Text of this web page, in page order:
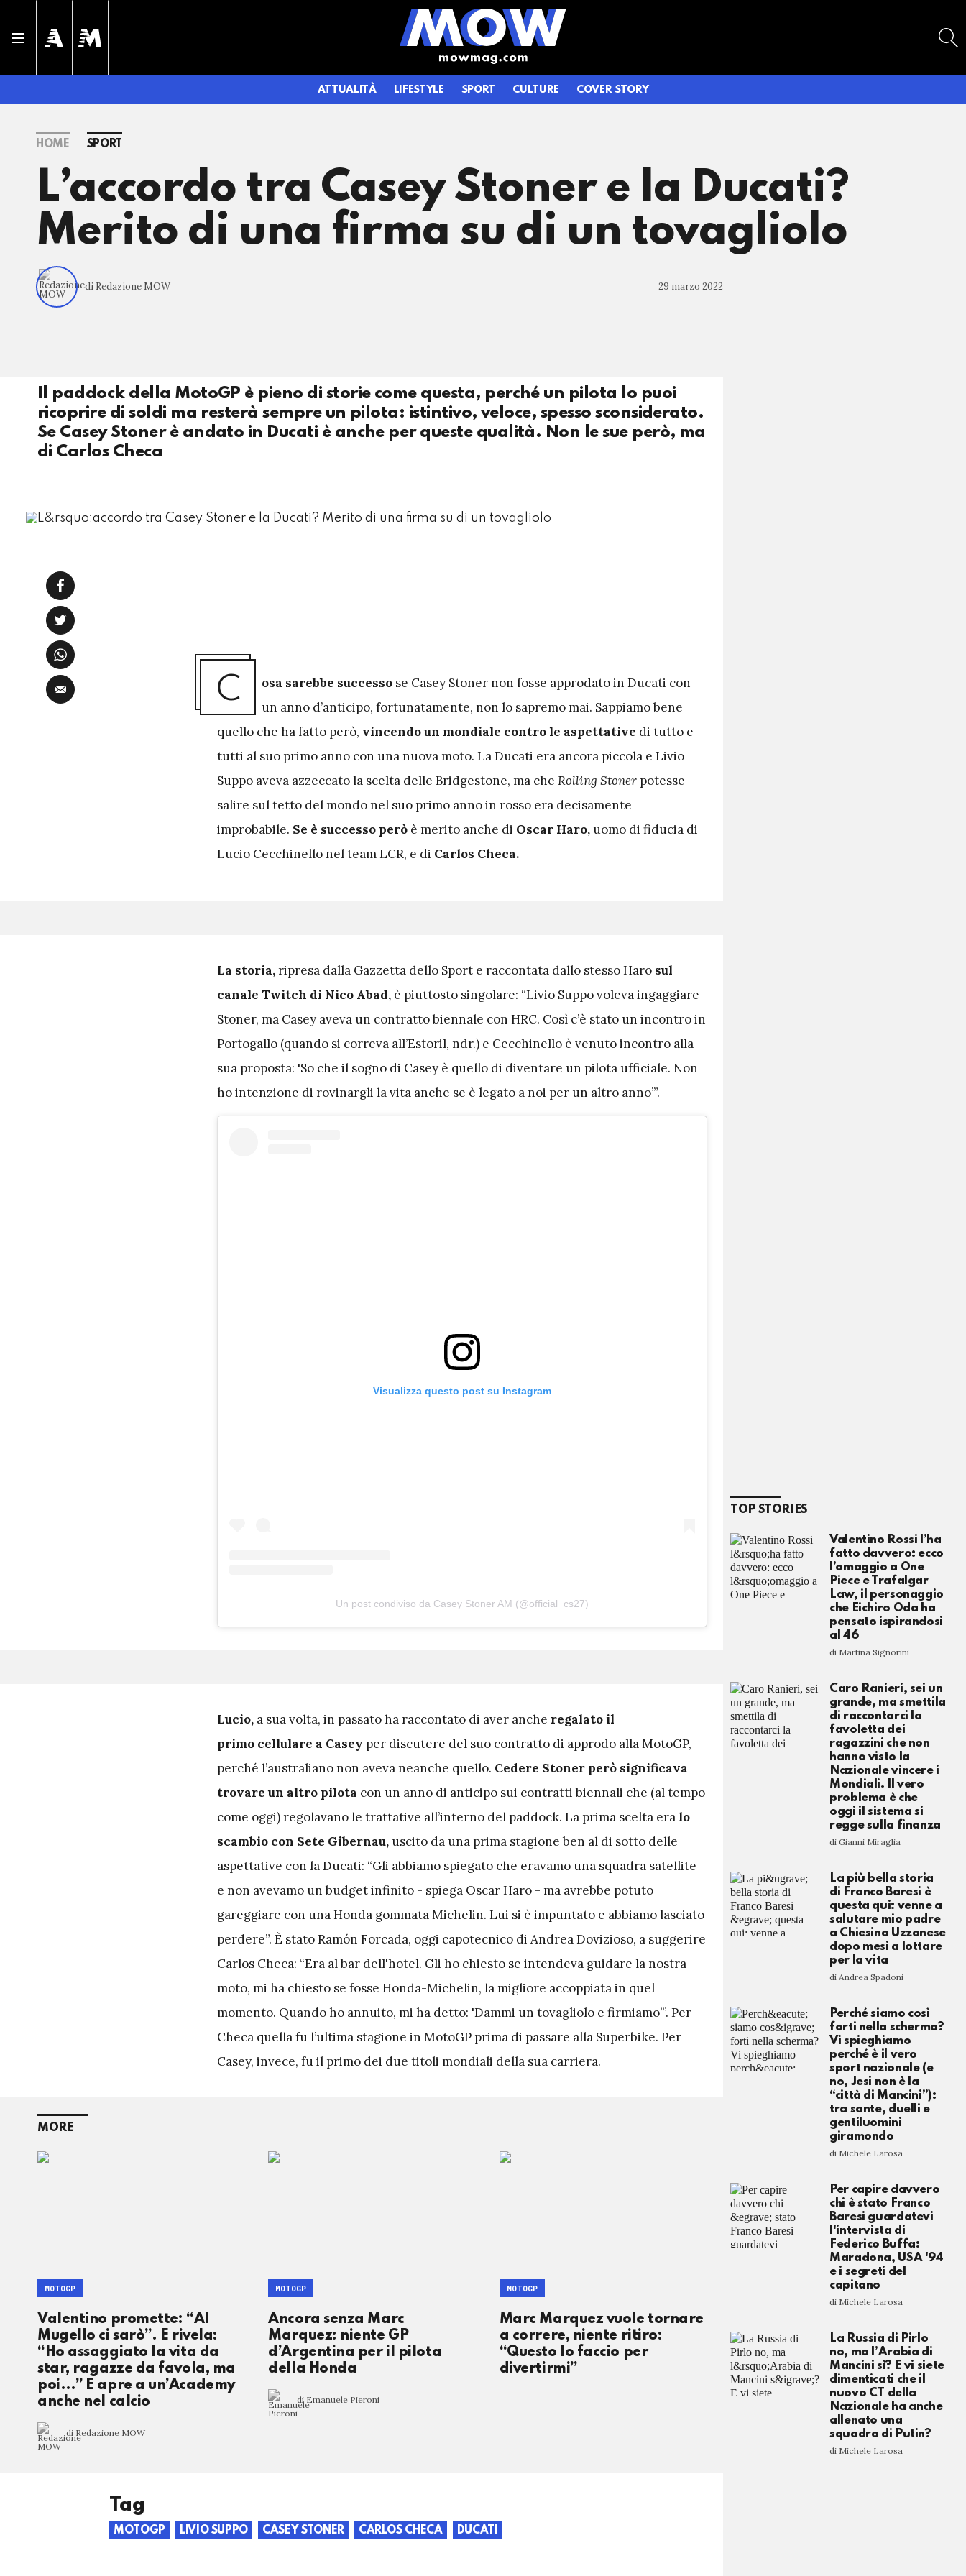
ATTUALITÀ LIFESTYLE SPORT CULTURE COVER STORY
HOME SPORT
L’accordo tra Casey Stoner e la Ducati?
Merito di una firma su di un tovagliolo
di Redazione MOW 29 marzo 2022
Il paddock della MotoGP è pieno di storie come questa, perché un pilota lo puoi
ricoprire di soldi ma resterà sempre un pilota: istintivo, veloce, spesso sconsiderato.
Se Casey Stoner è andato in Ducati è anche per queste qualità. Non le sue però, ma
di Carlos Checa
C osa sarebbe successo se Casey Stoner non fosse approdato in Ducati con
un anno d’anticipo, fortunatamente, non lo sapremo mai. Sappiamo bene
quello che ha fatto però, vincendo un mondiale contro le aspettative di tutto e
tutti al suo primo anno con una nuova moto. La Ducati era ancora piccola e Livio
Suppo aveva azzeccato la scelta delle Bridgestone, ma che Rolling Stoner potesse
salire sul tetto del mondo nel suo primo anno in rosso era decisamente
improbabile. Se è successo però è merito anche di Oscar Haro, uomo di fiducia di
Lucio Cecchinello nel team LCR, e di Carlos Checa.
La storia,ripresa dalla Gazzetta dello Sport e raccontata dallo stesso Haro sul
canale Twitch di Nico Abad, è piuttosto singolare: “Livio Suppo voleva ingaggiare
Stoner, ma Casey aveva un contratto biennale con HRC. Così c’è stato un incontro in
Portogallo (quando si correva all’Estoril, ndr.) e Cecchinello è venuto incontro alla
sua proposta: 'So che il sogno di Casey è quello di diventare un pilota ufficiale. Non
ho intenzione di rovinargli la vita anche se è legato a noi per un altro anno’”.
Visualizza questo post su Instagram
Un post condiviso da Casey Stoner AM (@official_cs27)
Lucio, a sua volta, in passato ha raccontato di aver anche regalato il
primo cellulare a Casey per discutere del suo contratto di approdo alla MotoGP,
perché l’australiano non aveva neanche quello. Cedere Stoner però significava
trovare un altro pilota con un anno di anticipo sui contratti biennali che (al tempo
come oggi) regolavano le trattative all’interno del paddock. La prima scelta eralo
scambio con Sete Gibernau, uscito da una prima stagione ben al di sotto delle
aspettative con la Ducati: “Gli abbiamo spiegato che eravamo una squadra satellite
e non avevamo un budget infinito - spiega Oscar Haro - ma avrebbe potuto
gareggiare con una Honda gommata Michelin. Lui si è impuntato e abbiamo lasciato
perdere”. È stato Ramón Forcada, oggi capotecnico di Andrea Dovizioso, a suggerire
Carlos Checa: “Era al bar dell'hotel. Gli ho chiesto se intendeva guidare la nostra
moto, mi ha chiesto se fosse Honda-Michelin, la migliore accoppiata in quel
momento. Quando ho annuito, mi ha detto: 'Dammi un tovagliolo e firmiamo’”. Per
Checa quella fu l’ultima stagione in MotoGP prima di passare alla Superbike. Per
Casey, invece, fu il primo dei due titoli mondiali della sua carriera.
MORE
Valentino promette: “Al
Mugello ci sarò”. E rivela:
“Ho assaggiato la vita da
star, ragazze da favola, ma
poi…” E apre a un’Academy
anche nel calcio
di Redazione MOW
MOTOGP
Ancora senza Marc
Marquez: niente GP
d’Argentina per il pilota
della Honda
di Emanuele Pieroni
MOTOGP
Marc Marquez vuole tornare
a correre, niente ritiro:
“Questo lo faccio per
divertirmi”
MOTOGP
Tag
MOTOGP LIVIO SUPPO CASEY STONER CARLOS CHECA DUCATI
TOP STORIES
Valentino Rossi l’ha
fatto davvero: ecco
l’omaggio a One
Piece e Trafalgar
Law, il personaggio
che Eichiro Oda ha
pensato ispirandosi
al 46
di Martina Signorini
Caro Ranieri, sei un
grande, ma smettila
di raccontarci la
favoletta dei
ragazzini che non
hanno visto la
Nazionale vincere i
Mondiali. Il vero
problema è che
oggi il sistema si
regge sulla finanza
di Gianni Miraglia
La più bella storia
di Franco Baresi è
questa qui: venne a
salutare mio padre
a Chiesina Uzzanese
dopo mesi a lottare
per la vita
di Andrea Spadoni
Perché siamo così
forti nella scherma?
Vi spieghiamo
perché è il vero
sport nazionale (e
no, Jesi non è la
“città di Mancini”):
tra sante, duelli e
gentiluomini
giramondo
di Michele Larosa
Per capire davvero
chi è stato Franco
Baresi guardatevi
l'intervista di
Federico Buffa:
Maradona, USA '94
e i segreti del
capitano
di Michele Larosa
La Russia di Pirlo
no, ma l’Arabia di
Mancini sì? E vi siete
dimenticati che il
nuovo CT della
Nazionale ha anche
allenato una
squadra di Putin?
di Michele Larosa